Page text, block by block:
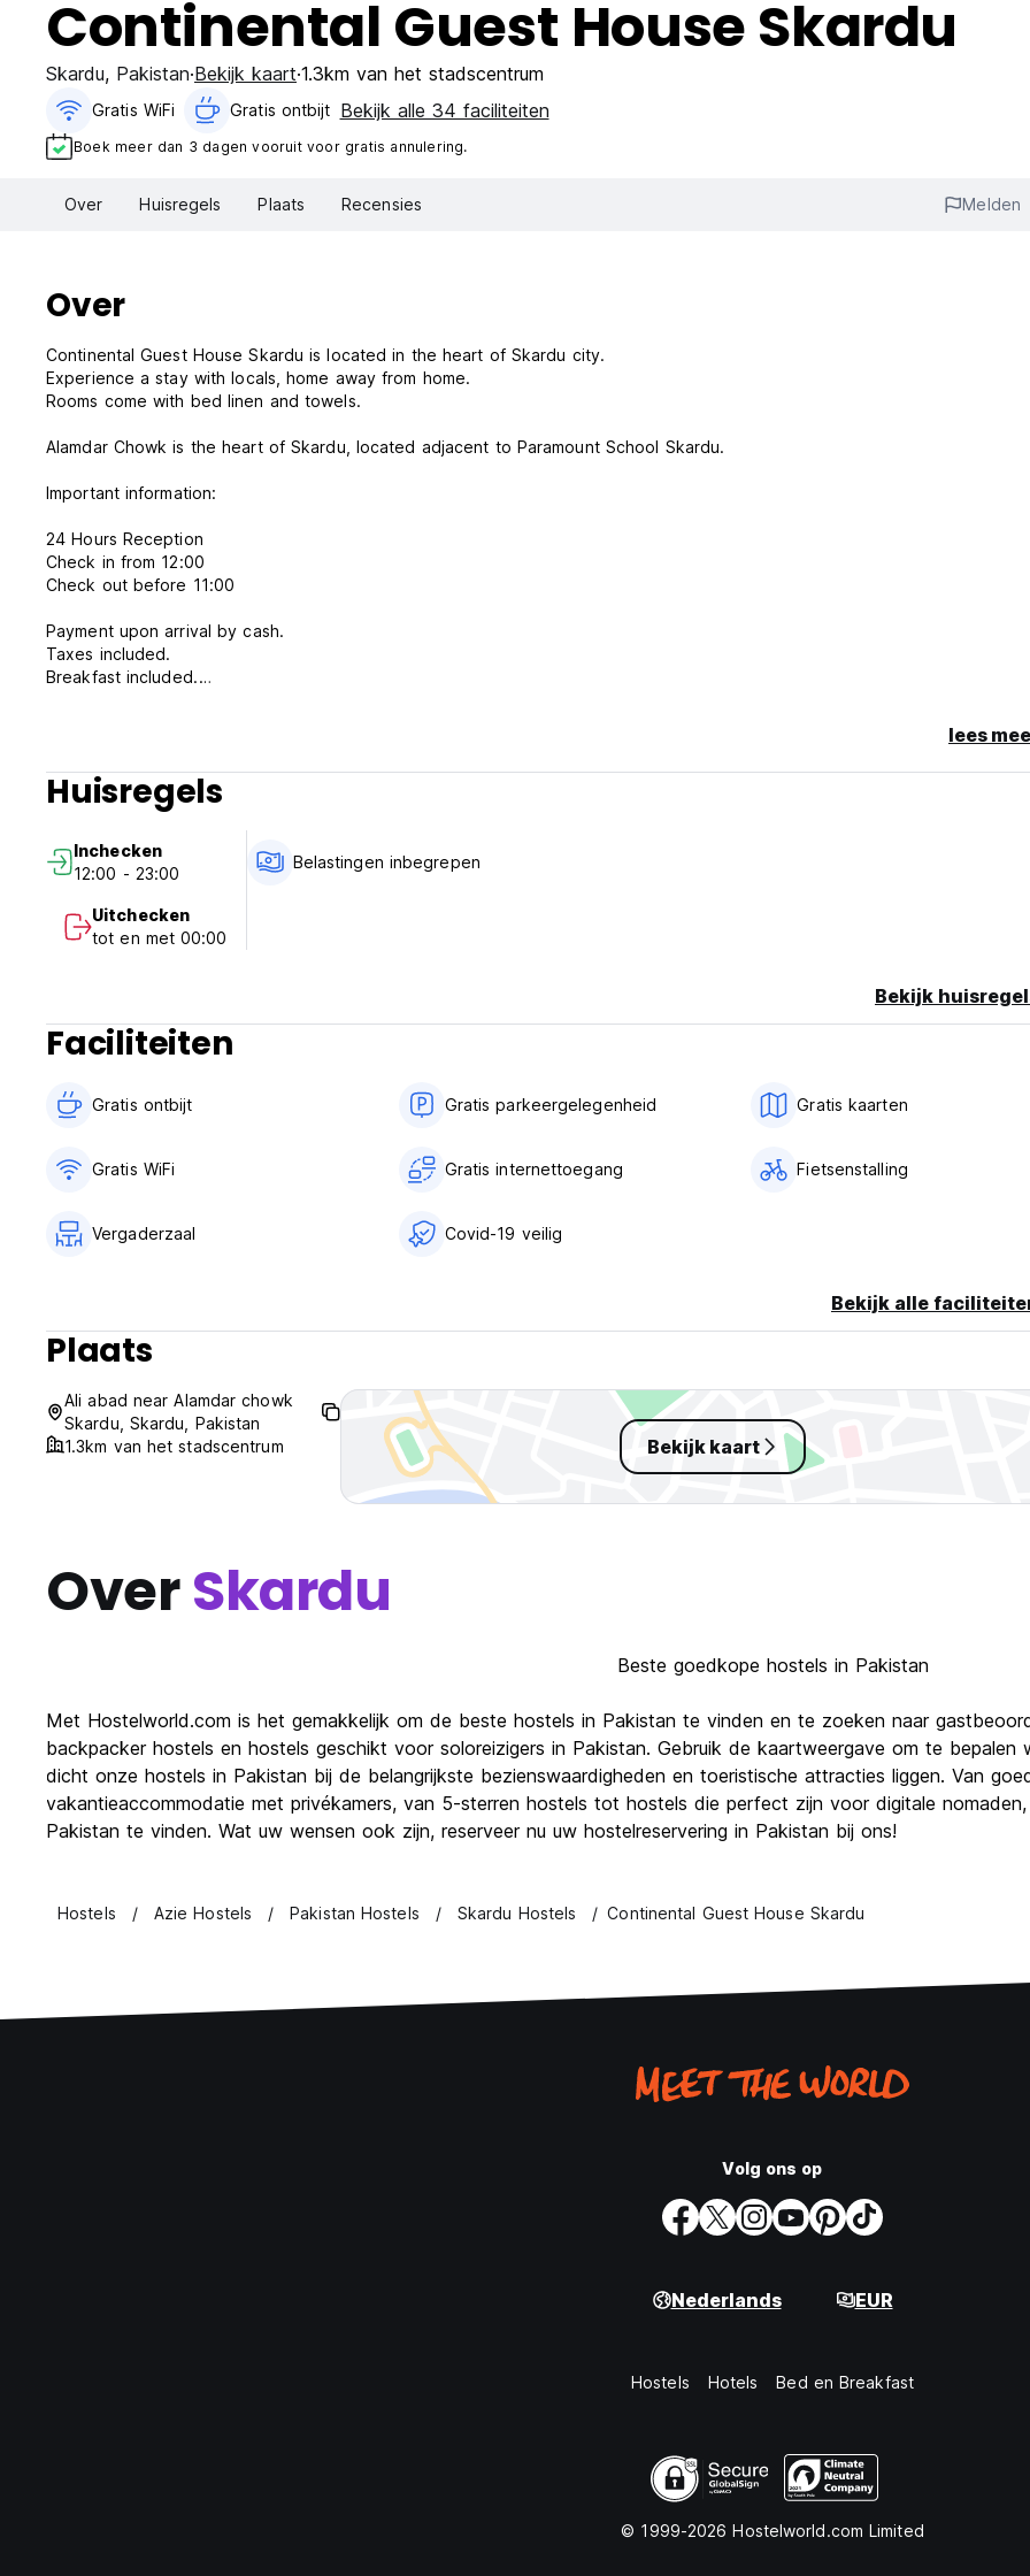
Continental Guest House Skardu
Skardu, Pakistan Bekijk kaart 1.3km van het stadscentrum
Gratis WiFi Gratis ontbijt‎ Bekijk alle 34 faciliteiten
Boek meer dan 3 dagen vooruit voor gratis annulering.
Over Huisregels Plaats Recensies Melden
Over
Continental Guest House Skardu is located in the heart of Skardu city.
Experience a stay with locals, home away from home.
Rooms come with bed linen and towels.
Alamdar Chowk is the heart of Skardu, located adjacent to Paramount School Skardu.
Important information:
24 Hours Reception
Check in from 12:00
Check out before 11:00
Payment upon arrival by cash.
Taxes included.
Breakfast included.
No curfew.
Smoking not allowed in room; but we have certain smoking area.
lees
Huisregels
Inchecken
12:00 - 23:00
Uitchecken
tot en met 00:00
Belastingen inbegrepen
Bekijk
Faciliteiten
Gratis ontbijt‎ Gratis parkeergelegenheid Gratis kaarten
Gratis WiFi Gratis internettoegang Fietsenstalling
Vergaderzaal Covid-19 veilig
Bekijk alle
Plaats
Ali abad near Alamdar chowk
Skardu, Skardu, Pakistan
1.3km van het stadscentrum
Bekijk kaart
OverSkardu
Beste goedkope hostels in Pakistan
Met Hostelworld.com is het gemakkelijk om de beste hostels in Pakistan te vinden en te zoeken naar
backpacker hostels en hostels geschikt voor soloreizigers in Pakistan. Gebruik de kaartweergave om te
dicht onze hostels in Pakistan bij de belangrijkste bezienswaardigheden en toeristische attracties liggen. Van
vakantieaccommodatie met privékamers, van 5-sterren hostels tot hostels die perfect zijn voor digitale
Pakistan te vinden. Wat uw wensen ook zijn, reserveer nu uw hostelreservering in Pakistan bij ons!
Hostels Azie Hostels Pakistan Hostels Skardu Hostels Continental Guest House Skardu
Volg ons op
Nederlands EUR
Hostels Hotels Bed en Breakfast
© 1999-2026 Hostelworld.com Limited